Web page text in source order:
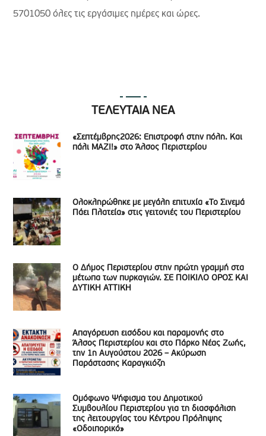
5701050 όλες τις εργάσιμες ημέρες και ώρες.
ΤΕΛΕΥΤΑΙΑ ΝΕΑ
«Σεπτέμβρης2026: Επιστροφή στην πόλη. Και
πάλι ΜΑΖΙ!» στο Άλσος Περιστερίου
Ολοκληρώθηκε με μεγάλη επιτυχία «Το Σινεμά
Πάει Πλατεία» στις γειτονιές του Περιστερίου
Ο Δήμος Περιστερίου στην πρώτη γραμμή στα
μέτωπα των πυρκαγιών. ΣΕ ΠΟΙΚΙΛΟ ΟΡΟΣ ΚΑΙ
ΔΥΤΙΚΗ ΑΤΤΙΚΗ
Απαγόρευση εισόδου και παραμονής στο
Άλσος Περιστερίου και στο Πάρκο Νέας Ζωής,
την 1η Αυγούστου 2026 – Ακύρωση
Παράστασης Καραγκιόζη
Ομόφωνο Ψήφισμα του Δημοτικού
Συμβουλίου Περιστερίου για τη διασφάλιση
της λειτουργίας του Κέντρου Πρόληψης
«Οδοιπορικό»